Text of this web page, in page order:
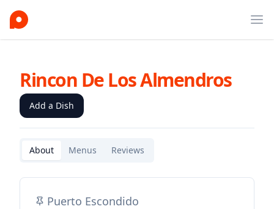
Rincon De Los Almendros
Add a Dish
About Menus Reviews
Puerto Escondido